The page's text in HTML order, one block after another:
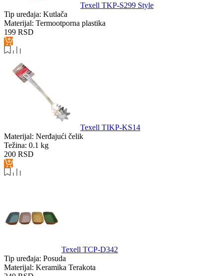
Texell TKP-S299 Style
Tip uređaja: Kutlača
Materijal: Termootporna plastika
199 RSD
Texell TIKP-KS14
Materijal: Nerđajući čelik
Težina: 0.1 kg
200 RSD
Texell TCP-D342
Tip uređaja: Posuda
Materijal: Keramika Terakota